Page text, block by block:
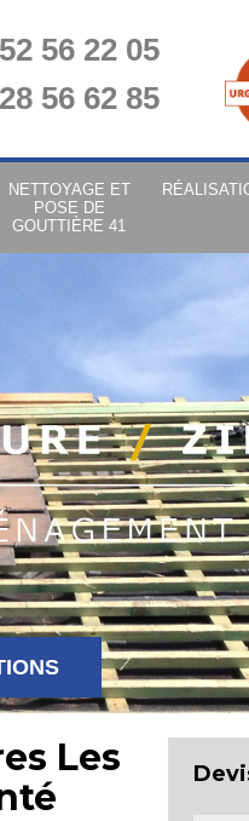
56 22 05
56 62 85
NETTOYAGE ET
POSE DE
GOUTTIÈRE 41
Les